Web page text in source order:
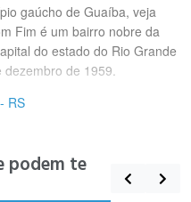
gaúcho de Guaíba, veja
Fim é um bairro nobre da
do estado do Rio Grande
de 1959.
RS
podem te